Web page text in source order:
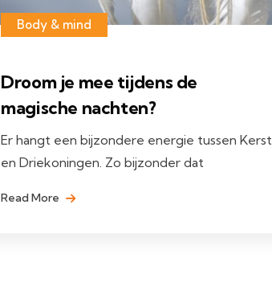
Body & mind
Droom je mee tijdens de
magische nachten?
Er hangt een bijzondere energie tussen Kerst
en Driekoningen. Zo bijzonder dat
Read More